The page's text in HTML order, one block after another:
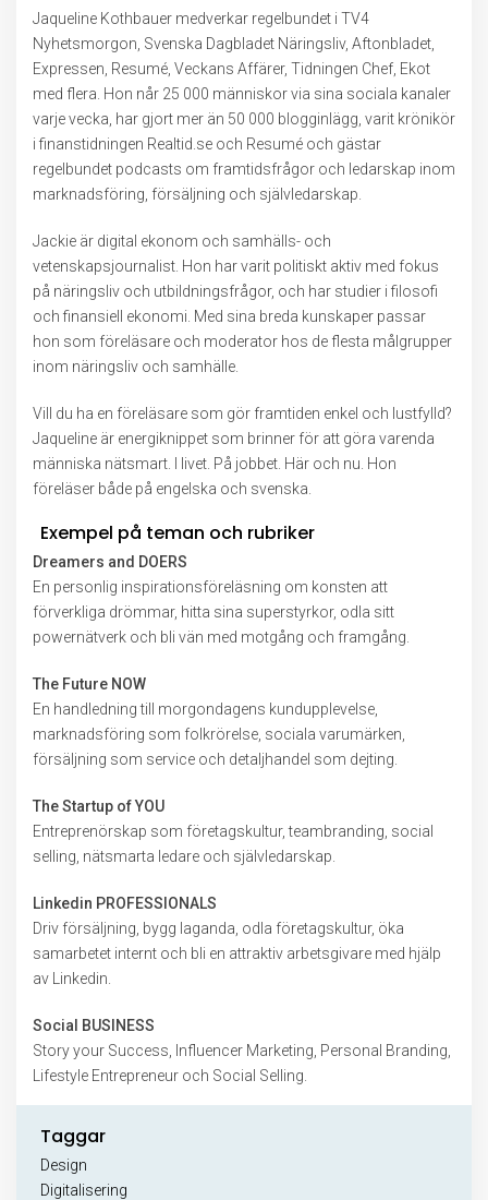
Jaqueline Kothbauer medverkar regelbundet i TV4
Nyhetsmorgon, Svenska Dagbladet Näringsliv, Aftonbladet,
Expressen, Resumé, Veckans Affärer, Tidningen Chef, Ekot
med flera. Hon når 25 000 människor via sina sociala kanaler
varje vecka, har gjort mer än 50 000 blogginlägg, varit krönikör
i finanstidningen Realtid.se och Resumé och gästar
regelbundet podcasts om framtidsfrågor och ledarskap inom
marknadsföring, försäljning och självledarskap.
Jackie är digital ekonom och samhälls- och
vetenskapsjournalist. Hon har varit politiskt aktiv med fokus
på näringsliv och utbildningsfrågor, och har studier i filosofi
och finansiell ekonomi. Med sina breda kunskaper passar
hon som föreläsare och moderator hos de flesta målgrupper
inom näringsliv och samhälle.
Vill du ha en föreläsare som gör framtiden enkel och lustfylld?
Jaqueline är energiknippet som brinner för att göra varenda
människa nätsmart. I livet. På jobbet. Här och nu. Hon
föreläser både på engelska och svenska.
Exempel på teman och rubriker
Dreamers and DOERS
En personlig inspirationsföreläsning om konsten att
förverkliga drömmar, hitta sina superstyrkor, odla sitt
powernätverk och bli vän med motgång och framgång.
The Future NOW
En handledning till morgondagens kundupplevelse,
marknadsföring som folkrörelse, sociala varumärken,
försäljning som service och detaljhandel som dejting.
The Startup of YOU
Entreprenörskap som företagskultur, teambranding, social
selling, nätsmarta ledare och självledarskap.
Linkedin PROFESSIONALS
Driv försäljning, bygg laganda, odla företagskultur, öka
samarbetet internt och bli en attraktiv arbetsgivare med hjälp
av Linkedin.
Social BUSINESS
Story your Success, Influencer Marketing, Personal Branding,
Lifestyle Entrepreneur och Social Selling.
Taggar
Design
Digitalisering